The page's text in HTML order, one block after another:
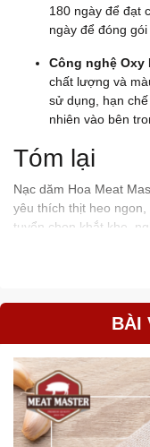
180 ngày để đạt
ngày để đóng
Công nghệ Oxy
chất lượng và
sử dụng, hạn
nhiên vào bên
Tóm lại
Nạc dăm Hoa Meat
yêu thích thịt heo
tuyển chọn khắt khe,
quản hiện đại, sản
BÀI